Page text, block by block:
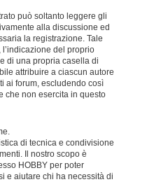
può soltanto leggere gli
alla discussione ed
la registrazione. Tale
del proprio
di una propria casella di
attribuire a ciascun autore
ai forum, escludendo così
che non esercita in questo
di tecnica e condivisione
Il nostro scopo è
HOBBY per poter
e aiutare chi ha necessità di